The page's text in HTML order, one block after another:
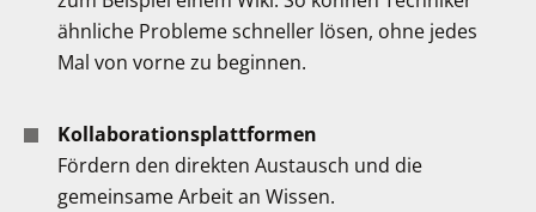
ähnliche Probleme schneller lösen, ohne jedes
Mal von vorne zu beginnen.
Kollaborationsplattformen
Fördern den direkten Austausch und die
gemeinsame Arbeit an Wissen.